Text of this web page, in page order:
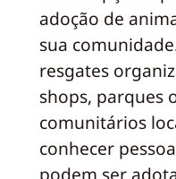
adoção de
sua
resgates
shops, parques
comunitários
conhecer
podem ser